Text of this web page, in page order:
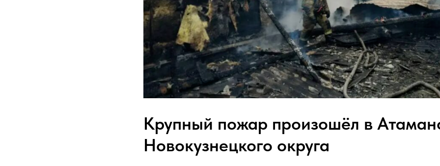
Крупный пожар произошёл в
Новокузнецкого округа